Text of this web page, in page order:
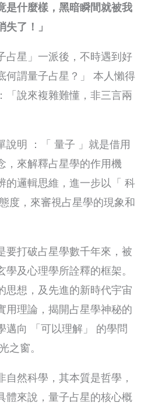
是什麼樣，黑暗瞬間就被我
了！」
占星」一派後，不時遇到好
何謂量子占星？」 本人懶得
「說來複雜難懂，非三言兩
說明 ：「 量子 」就是借用
，來解釋占星學的作用機
的邏輯思維，進一步以「 科
度，來審視占星學的現象和
要打破占星學數千年來，被
及心理學所詮釋的框架。
思想，及先進的新時代宇宙
用理論，揭開占星學神秘的
邁向 「可以理解」 的學問
之窗。
自然科學，其本質是哲學，
體來說，量子占星的核心概